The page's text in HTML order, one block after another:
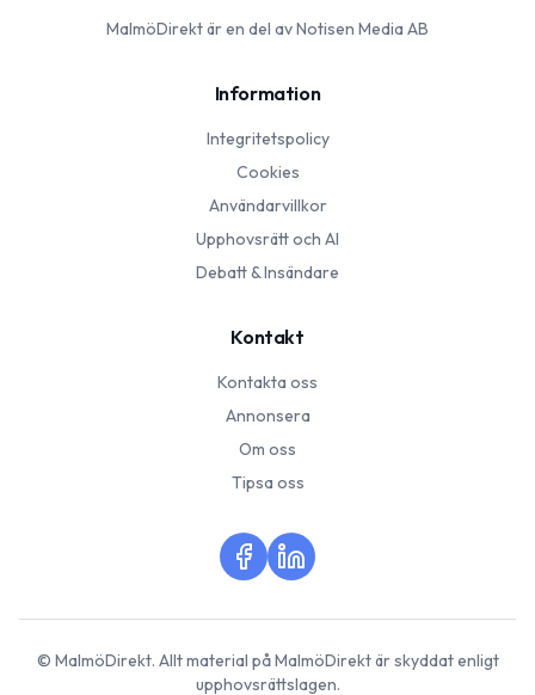
MalmöDirektär en del av Notisen Media AB
Information
Integritetspolicy
Cookies
Användarvillkor
Upphovsrätt och AI
Debatt & Insändare
Kontakt
Kontakta oss
Annonsera
Om oss
Tipsa oss
© MalmöDirekt. Allt material påMalmöDirektär skyddat enligt
upphovsrättslagen.